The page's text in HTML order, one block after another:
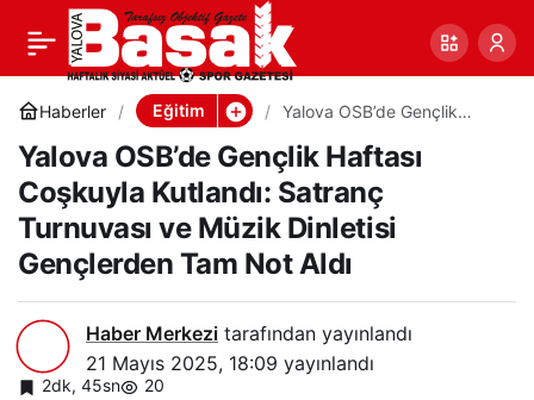
Haberler Eğitim
Yalova OSB’de Gençlik
Satranç Turnuvası ve Müzik
Dinletisi Gençlerden Tam
Not Aldı
Yalova OSB’de Gençlik Haftası
Coşkuyla Kutlandı: Satranç
Turnuvası ve Müzik Dinletisi
Gençlerden Tam Not Aldı
Haber Merkezi tarafından yayınlandı
21 Mayıs 2025, 18:09 yayınlandı
2dk, 45sn 20
Yalova OSB’de Gençlik
Haftası Coşkuyla
Kutlandı: Satranç
Turnuvası ve Müzik
Not Aldı
0 Paylaş